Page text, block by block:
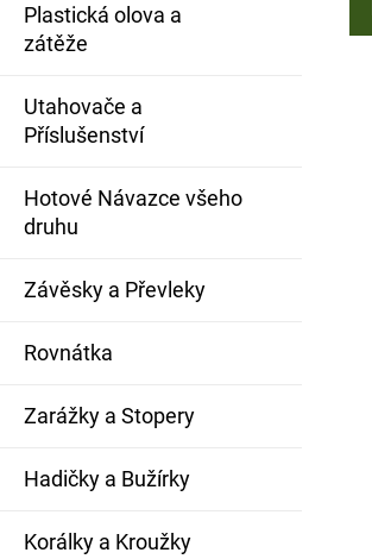
Plastická olova a
zátěže
Utahovače a
Příslušenství
Hotové Návazce všeho
druhu
Závěsky a Převleky
Rovnátka
Zarážky a Stopery
Hadičky a Bužírky
Korálky a Kroužky